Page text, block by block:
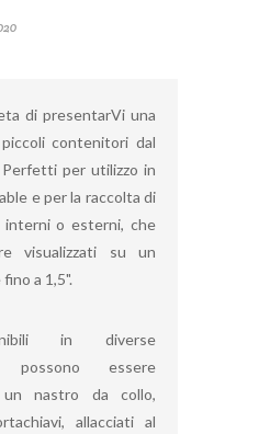
di presentarVi una
contenitori dal
per utilizzo in
e per la raccolta di
interni o esterni, che
visualizzati su un
a 1,5".
in diverse
possono essere
un nastro da collo,
allacciati al